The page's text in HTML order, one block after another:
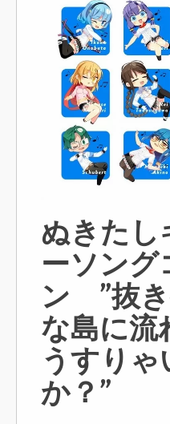
ぬきたし
ーソング
ン ”抜
な島に流
うすりゃ
か？”